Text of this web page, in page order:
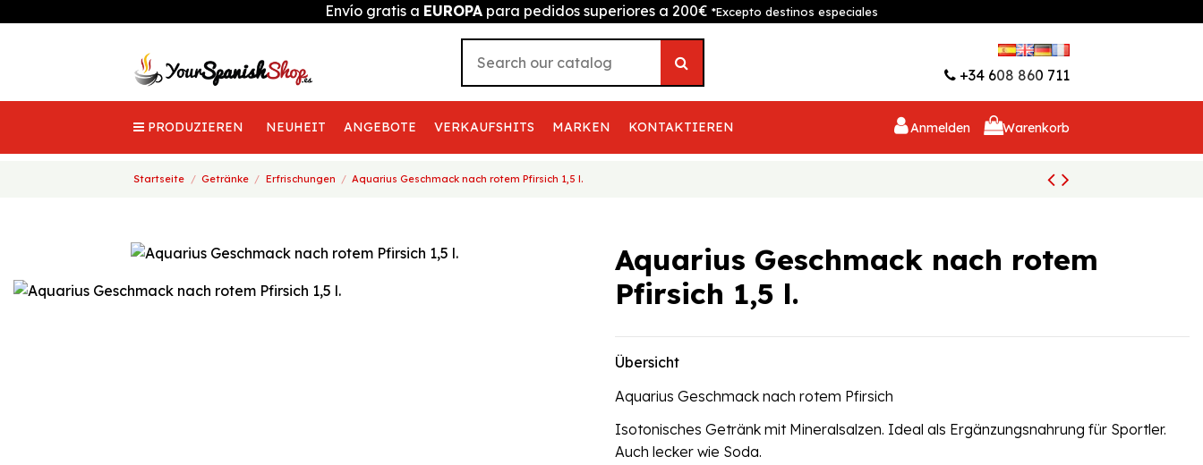
Envío gratis a EUROPA para pedidos superiores a 200€ *Excepto destinos especiales
+34 608 860 711
PRODUZIEREN NEUHEIT ANGEBOTE VERKAUFSHITS MARKEN KONTAKTIEREN Anmelden Warenkorb
Startseite Getränke Erfrischungen Aquarius Geschmack nach rotem Pfirsich 1,5 l.
Aquarius Geschmack nach rotem
Pfirsich 1,5 l.
Übersicht
Aquarius Geschmack nach rotem Pfirsich
Isotonisches Getränk mit Mineralsalzen. Ideal als Ergänzungsnahrung für Sportler.
Auch lecker wie Soda.